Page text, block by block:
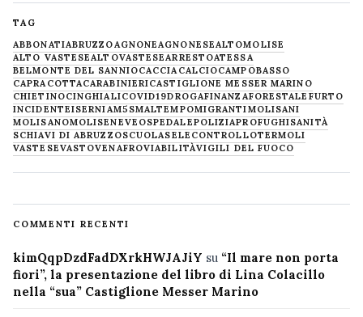
TAG
ABBONATIABRUZZOAGNONEAGNONESEALTOMOLISE
ALTO VASTESEALTOVASTESEARRESTOATESSA
BELMONTE DEL SANNIOCACCIACALCIOCAMPOBASSO
CAPRACOTTACARABINIERICASTIGLIONE MESSER MARINO
CHIETINOCINGHIALICOVID19DROGAFINANZAFORESTALE FURTO
INCIDENTEISERNIAM5SMALTEMPOMIGRANTIMOLISANI
MOLISANOMOLISENEVE OSPEDALEPOLIZIAPROFUGHISANITÀ
SCHIAVI DI ABRUZZOSCUOLASELECONTROLLOTERMOLI
VASTESEVASTOVENAFROVIABILITÀVIGILI DEL FUOCO
COMMENTI RECENTI
kimQqpDzdFadDXrkHWJAJiY su “Il mare non porta
fiori”, la presentazione del libro di Lina Colacillo
nella “sua” Castiglione Messer Marino